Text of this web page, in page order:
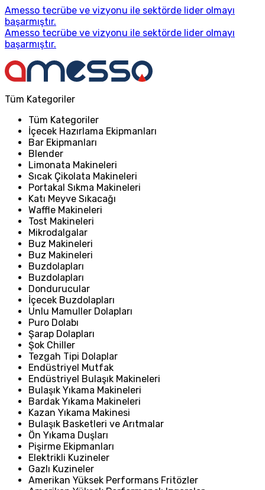
Amesso tecrübe ve vizyonu ile sektörde lider olmayı
başarmıştır.
Amesso tecrübe ve vizyonu ile sektörde lider olmayı
başarmıştır.
Tüm Kategoriler
Tüm Kategoriler
İçecek Hazırlama Ekipmanları
Bar Ekipmanları
Blender
Limonata Makineleri
Sıcak Çikolata Makineleri
Portakal Sıkma Makineleri
Katı Meyve Sıkacağı
Waffle Makineleri
Tost Makineleri
Mikrodalgalar
Buz Makineleri
Buz Makineleri
Buzdolapları
Buzdolapları
Dondurucular
İçecek Buzdolapları
Unlu Mamuller Dolapları
Puro Dolabı
Şarap Dolapları
Şok Chiller
Tezgah Tipi Dolaplar
Endüstriyel Mutfak
Endüstriyel Bulaşık Makineleri
Bulaşık Yıkama Makineleri
Bardak Yıkama Makineleri
Kazan Yıkama Makinesi
Bulaşık Basketleri ve Arıtmalar
Ön Yıkama Duşları
Pişirme Ekipmanları
Elektrikli Kuzineler
Gazlı Kuzineler
Amerikan Yüksek Performans Fritözler